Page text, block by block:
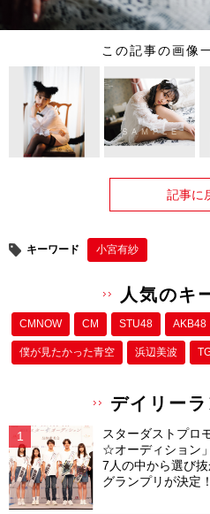
この記事の画像
記事に
キーワード 小宮有紗
人気のキ
CMNOW CM STU48 AKB48
僕が⾒たかった⻘空 浜辺美波
デイリー
スターダストプロ
☆オーディション
7人の中から選び
グランプリが決定！